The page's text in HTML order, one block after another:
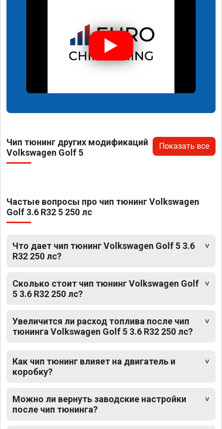
Чип тюнинг других модификаций
Volkswagen Golf 5
Показать все
Частые вопросы про чип тюнинг Volkswagen
Golf 3.6 R32 5 250 лс
Что дает чип тюнинг Volkswagen Golf 5 3.6
R32 250 лс?
Сколько стоит чип тюнинг Volkswagen Golf
5 3.6 R32 250 лс?
Увеличится ли расход топлива после чип
тюнинга Volkswagen Golf 5 3.6 R32 250 лс?
Как чип тюнинг влияет на двигатель и
коробку?
Можно ли вернуть заводские настройки
после чип тюнинга?